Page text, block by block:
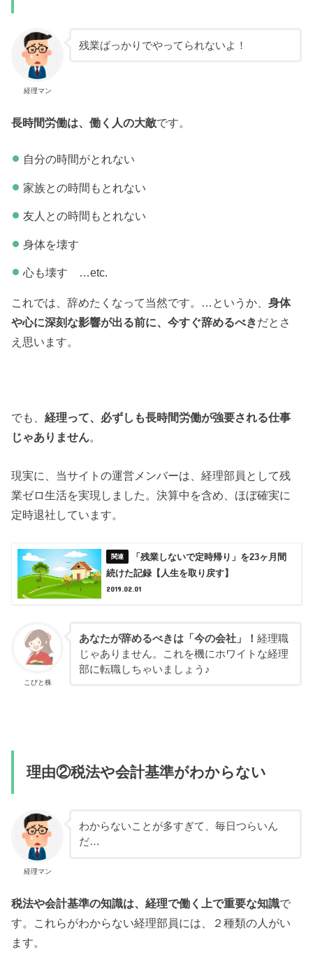
経理マン
残業ばっかりでやってられないよ！
長時間労働は、働く人の大敵です。
自分の時間がとれない
家族との時間もとれない
友人との時間もとれない
身体を壊す
心も壊す …etc.
これでは、辞めたくなって当然です。…というか、身体
や心に深刻な影響が出る前に、今すぐ辞めるべきだとさ
え思います。
でも、経理って、必ずしも長時間労働が強要される仕事
じゃありません。
現実に、当サイトの運営メンバーは、経理部員として残
業ゼロ生活を実現しました。決算中を含め、ほぼ確実に
定時退社しています。
「残業しないで定時帰り」を23ヶ月間
続けた記録【人生を取り戻す】
2019.02.01
こびと株
あなたが辞めるべきは「今の会社」！ 経理職
じゃありません。これを機にホワイトな経理
部に転職しちゃいましょう♪
理由②税法や会計基準がわからない
経理マン
わからないことが多すぎて、毎日つらいん
だ…
税法や会計基準の知識は、経理で働く上で重要な知識で
す。これらがわからない経理部員には、２種類の人がい
ます。